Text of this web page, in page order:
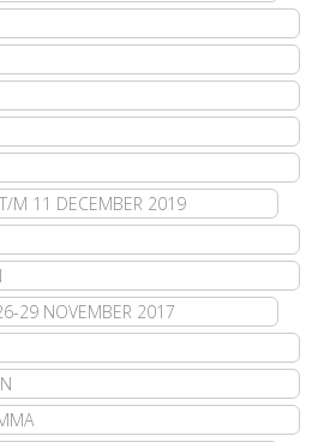
M 11 DECEMBER 2019
29 NOVEMBER 2017